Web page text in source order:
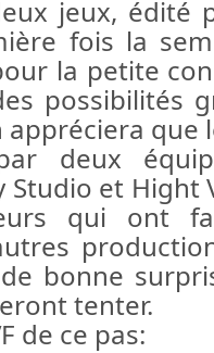
jeux, édité
fois la
la petite
possibilités
que
deux
Studio et Hight
qui ont
bonne
tenter.
de ce pas: